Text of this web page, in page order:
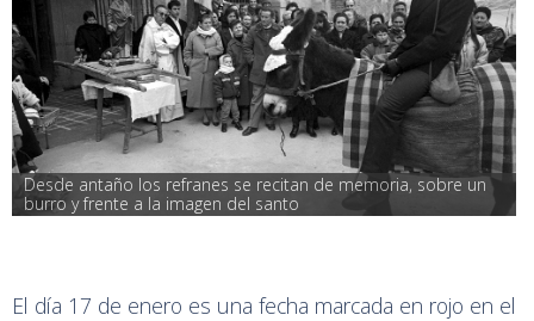
Desde antaño los refranes se recitan de memoria, sobre un
burro y frente a la imagen del santo
El día 17 de enero es una fecha marcada en rojo en el